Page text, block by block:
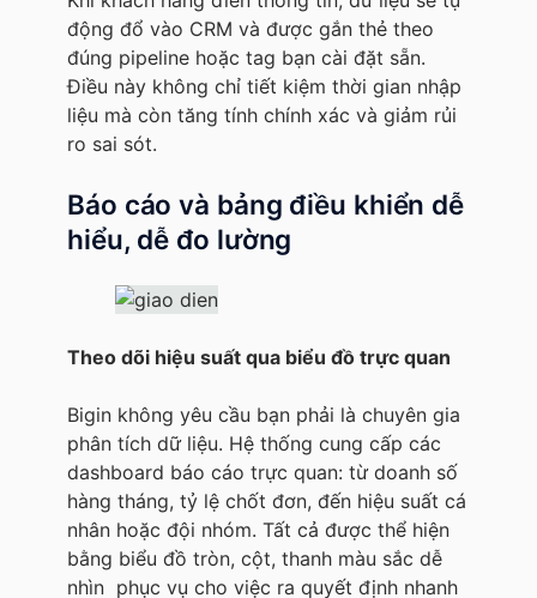
động đổ vào CRM và được gắn thẻ theo
đúng pipeline hoặc tag bạn cài đặt sẵn.
Điều này không chỉ tiết kiệm thời gian nhập
liệu mà còn tăng tính chính xác và giảm rủi
ro sai sót.
Báo cáo và bảng điều khiển dễ
hiểu, dễ đo lường
Theo dõi hiệu suất qua biểu đồ trực quan
Bigin không yêu cầu bạn phải là chuyên gia
phân tích dữ liệu. Hệ thống cung cấp các
dashboard báo cáo trực quan: từ doanh số
hàng tháng, tỷ lệ chốt đơn, đến hiệu suất cá
nhân hoặc đội nhóm. Tất cả được thể hiện
bằng biểu đồ tròn, cột, thanh màu sắc dễ
nhìn phục vụ cho việc ra quyết định nhanh